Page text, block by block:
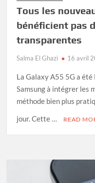
Tous les
bénéficient pas
transparentes
Salma El Ghazi 16 avril
La Galaxy A55 5G a
Samsung à intégrer les
méthode bien plus
jour. Cette …
READ